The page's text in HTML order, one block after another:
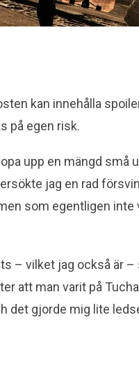
kan innehålla
på egen risk.
upp en mängd små
jag en rad
som egentligen inte
– vilket jag också är
att man varit på
det gjorde mig lite